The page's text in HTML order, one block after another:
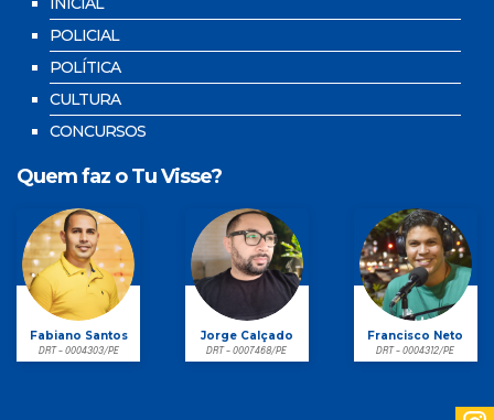
POLICIAL
POLÍTICA
CULTURA
CONCURSOS
Quem faz o Tu Visse?
Fabiano Santos
DRT - 0004303/PE
Jorge Calçado
DRT - 0007468/PE
Francisco Neto
DRT - 0004312/PE